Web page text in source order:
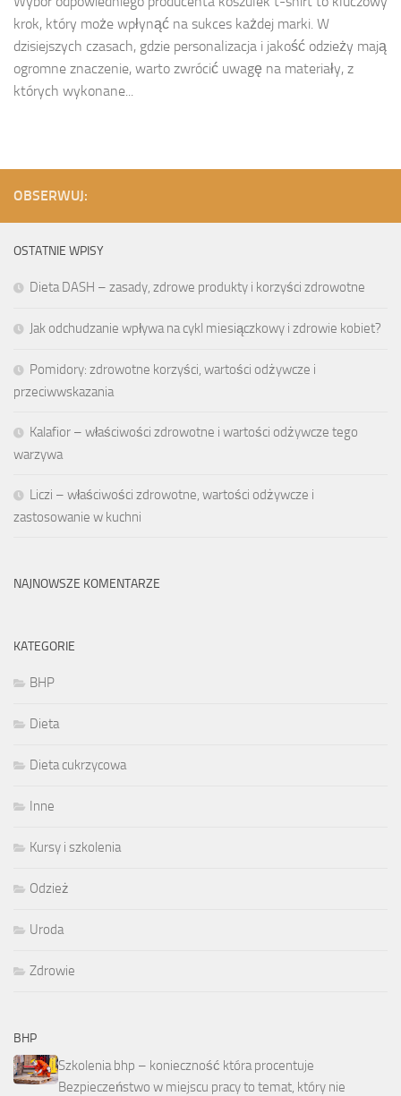
krok, który może wpłynąć na sukces każdej marki. W
dzisiejszych czasach, gdzie personalizacja i jakość odzieży mają
ogromne znaczenie, warto zwrócić uwagę na materiały, z
których wykonane...
OBSERWUJ:
OSTATNIE WPISY
Dieta DASH – zasady, zdrowe produkty i korzyści zdrowotne
Jak odchudzanie wpływa na cykl miesiączkowy i zdrowie kobiet?
Pomidory: zdrowotne korzyści, wartości odżywcze i
przeciwwskazania
Kalafior – właściwości zdrowotne i wartości odżywcze tego
warzywa
Liczi – właściwości zdrowotne, wartości odżywcze i
zastosowanie w kuchni
NAJNOWSZE KOMENTARZE
KATEGORIE
BHP
Dieta
Dieta cukrzycowa
Inne
Kursy i szkolenia
Odzież
Uroda
Zdrowie
BHP
Szkolenia bhp – konieczność która procentuje
Bezpieczeństwo w miejscu pracy to temat, który nie